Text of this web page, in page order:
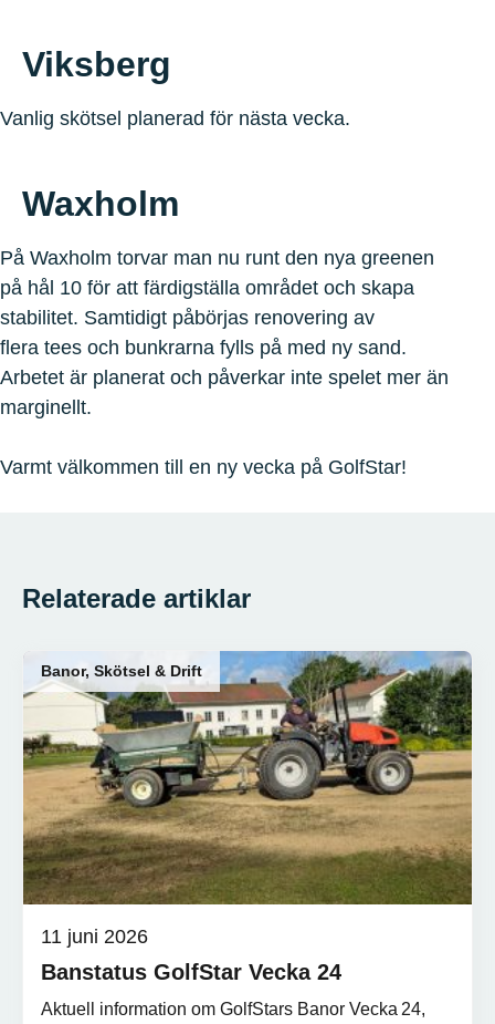
Viksberg
Vanlig skötsel planerad för nästa vecka.
Waxholm
På Waxholm torvar man nu runt den nya greenen
på hål 10 för att färdigställa området och skapa
stabilitet. Samtidigt påbörjas renovering av
flera tees och bunkrarna fylls på med ny sand.
Arbetet är planerat och påverkar inte spelet mer än
marginellt.
Varmt välkommen till en ny vecka på GolfStar!
Relaterade artiklar
Banor, Skötsel & Drift
11 juni 2026
Banstatus GolfStar Vecka 24
Aktuell information om GolfStars Banor Vecka 24,